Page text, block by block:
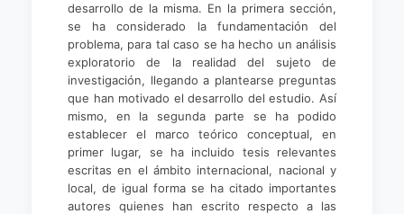
desarrollo de la misma. En la primera sección,
se ha considerado la fundamentación del
problema, para tal caso se ha hecho un análisis
exploratorio de la realidad del sujeto de
investigación, llegando a plantearse preguntas
que han motivado el desarrollo del estudio. Así
mismo, en la segunda parte se ha podido
establecer el marco teórico conceptual, en
primer lugar, se ha incluido tesis relevantes
escritas en el ámbito internacional, nacional y
local, de igual forma se ha citado importantes
autores quienes han escrito respecto a las